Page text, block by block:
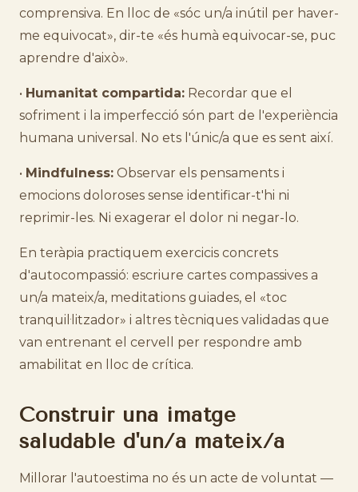
comprensiva. En lloc de «sóc un/a inútil per haver-
me equivocat», dir-te «és humà equivocar-se, puc
aprendre d'això».
• Humanitat compartida: Recordar que el
sofriment i la imperfecció són part de l'experiència
humana universal. No ets l'únic/a que es sent així.
• Mindfulness: Observar els pensaments i
emocions doloroses sense identificar-t'hi ni
reprimir-les. Ni exagerar el dolor ni negar-lo.
En teràpia practiquem exercicis concrets
d'autocompassió: escriure cartes compassives a
un/a mateix/a, meditations guiades, el «toc
tranquil·litzador» i altres tècniques validadas que
van entrenant el cervell per respondre amb
amabilitat en lloc de crítica.
Construir una imatge
saludable d'un/a mateix/a
Millorar l'autoestima no és un acte de voluntat —